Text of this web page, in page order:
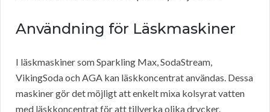
Användning för Läskmaskiner
I läskmaskiner som Sparkling Max, SodaStream,
VikingSoda och AGA kan läskkoncentrat användas. Dessa
maskiner gör det möjligt att enkelt mixa kolsyrat vatten
med läskkoncentrat för att tillverka olika drycker.